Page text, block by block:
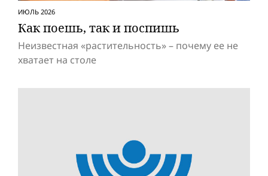
ИЮЛЬ 2026
Как поешь, так и поспишь
Неизвестная «растительность» – почему ее не
хватает на столе